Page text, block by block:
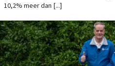
10,2% meer dan [...]